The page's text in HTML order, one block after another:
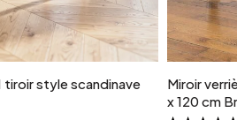
tiroir style scandinave
Miroir
x 120 cm